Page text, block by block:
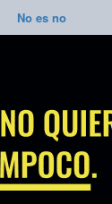
No es no